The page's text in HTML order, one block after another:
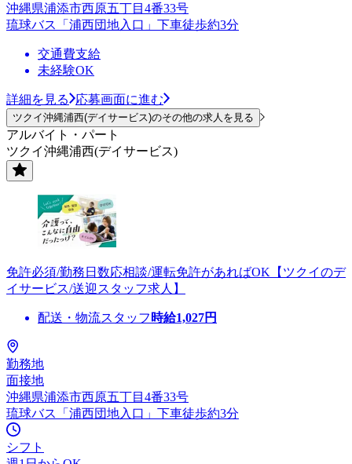
沖縄県浦添市西原五丁目4番33号
琉球バス「浦西団地入口」下車徒歩約3分
交通費支給
未経験OK
詳細を見る 応募画面に進む
ツクイ沖縄浦西(デイサービス)のその他の求人を見る
アルバイト・パート
ツクイ沖縄浦西(デイサービス)
免許必須/勤務日数応相談/運転免許があればOK【ツクイのデ
イサービス/送迎スタッフ求人】
配送・物流スタッフ 時給1,027円
勤務地
面接地
沖縄県浦添市西原五丁目4番33号
琉球バス「浦西団地入口」下車徒歩約3分
シフト